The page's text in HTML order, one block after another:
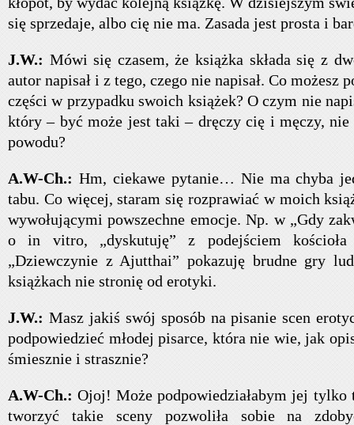
się sprzedaje, albo cię nie ma. Zasada jest prosta i
J.W.: Mówi się czasem, że książka składa się z
autor napisał i z tego, czego nie napisał. Co możesz
części w przypadku swoich książek? O czym nie
który – być może jest taki – dręczy cię i męczy, nie
powodu?
A.W-Ch.: Hm, ciekawe pytanie… Nie ma chyba
tabu. Co więcej, staram się rozprawiać w moich
wywołującymi powszechne emocje. Np. w „Gdy
o in vitro, „dyskutuję” z podejściem
„Dziewczynie z Ajutthai” pokazuję brudne gry
książkach nie stronię od erotyki.
J.W.: Masz jakiś swój sposób na pisanie scen
podpowiedzieć młodej pisarce, która nie wie, jak
śmiesznie i strasznie?
A.W-Ch.:Ojoj! Może podpowiedziałabym jej tylko
tworzyć takie sceny pozwoliła sobie na